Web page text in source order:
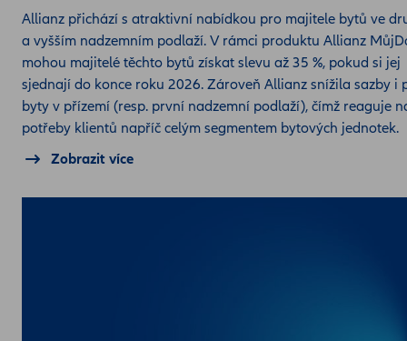
Allianz přichází s atraktivní nabídkou pro majitele bytů ve
a vyšším nadzemním podlaží. V rámci produktu Allianz
mohou majitelé těchto bytů získat slevu až 35 %, pokud si jej
sjednají do konce roku 2026. Zároveň Allianz snížila sazby i
byty v přízemí (resp. první nadzemní podlaží), čímž reaguje
potřeby klientů napříč celým segmentem bytových jednotek.
Zobrazit více